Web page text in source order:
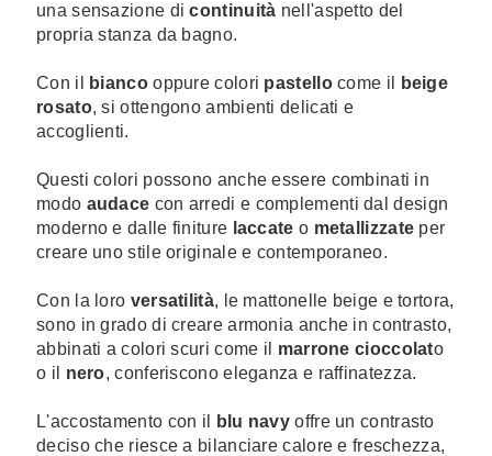
una sensazione dicontinuità nell'aspetto del
propria stanza da bagno.
Con il biancooppure colori pastellocome il
beige
rosato, si ottengono ambienti delicati e
accoglienti.
Questi colori possono anche essere combinati in
modo audace con arredi e complementi dal design
moderno e dalle finiture laccate o metallizzate per
creare uno stile originale e contemporaneo.
Con la loro versatilità, le mattonelle beige e tortora,
sono in grado di creare armonia anche in contrasto,
abbinati a colori scuri come il marrone cioccolato
o il nero, conferiscono eleganza e raffinatezza.
L'accostamento con il blu navy offre un contrasto
deciso che riesce a bilanciare calore e freschezza,